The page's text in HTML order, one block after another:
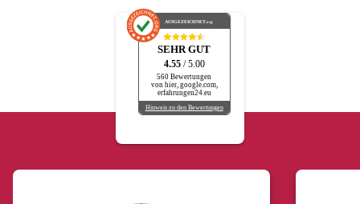
AUSGEZEICHNET.org
SEHR GUT
4.55 / 5.00
560 Bewertungen
von hier, google.com,
erfahrungen24.eu
Hinweis zu den Bewertungen